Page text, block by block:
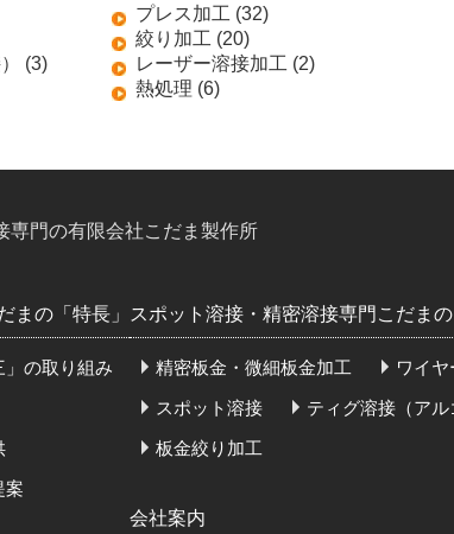
プレス加工 (32)
絞り加工 (20)
(3)
レーザー溶接加工 (2)
熱処理 (6)
専門の有限会社こだま製作所
まの「特長」
の取り組み
案
スポット溶接・精密溶接専門こだまの
精密板金・微細板金加工 ワイ
スポット溶接
ティグ溶接（アル
板金絞り加工
会社案内